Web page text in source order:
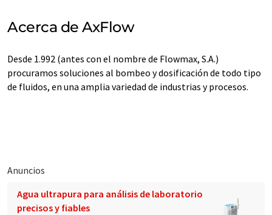
Acerca de AxFlow
Desde 1.992 (antes con el nombre de Flowmax, S.A.)
procuramos soluciones al bombeo y dosificación de todo tipo
de fluidos, en una amplia variedad de industrias y procesos.
Anuncios
Agua ultrapura para análisis de laboratorio
precisos y fiables